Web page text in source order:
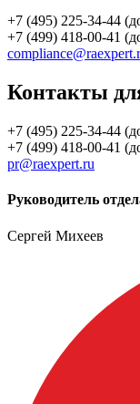
+7 (495) 225-34-44
+7 (499) 418-00-41
Контакты
+7 (495) 225-34-44
+7 (499) 418-00-41
pr@raexpert.ru
Руководитель
Сергей Михеев